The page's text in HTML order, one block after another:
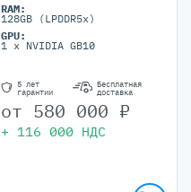
RAM:
128GB (LPDDR5x)
GPU:
1 x NVIDIA GB10
5 лет
гарантии
Бесплатная
доставка
от 580 000 ₽
+ 116 000 НДС